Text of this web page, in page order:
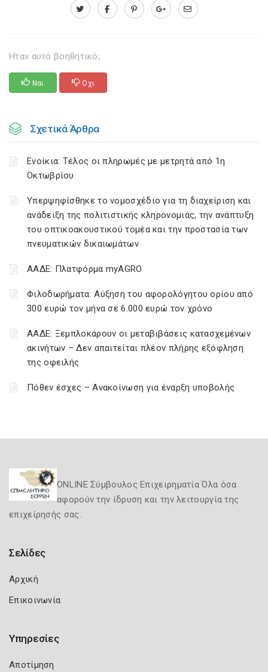
Ηταν αυτό βοηθητικό;
Ναι Οχι
Σχετικά Άρθρα
Ενοίκια: Τέλος οι πληρωμές με μετρητά από 1η
Οκτωβρίου
Υπερψηφίσθηκε το νομοσχέδιο για τη διαχείριση και
ανάδειξη της πολιτιστικής κληρονομιάς, την ανάπτυξη
του οπτικοακουστικού τομέα και την προστασία των
πνευματικών δικαιωμάτων
ΑΑΔΕ: Πλατφόρμα myAGRO
Φιλοδωρήματα: Αύξηση του αφορολόγητου ορίου από
300 ευρώ τον μήνα σε 6.000 ευρώ τον χρόνο
ΑΑΔΕ: Ξεμπλοκάρουν οι μεταβιβάσεις κατασχεμένων
ακινήτων – Δεν απαιτείται πλέον πλήρης εξόφληση
της οφειλής
Πόθεν έσχες – Ανακοίνωση για έναρξη υποβολής
ONLINE Σύμβουλος Επιχειρηματία Όλα όσα
αφορούν την ίδρυση και την λειτουργία της
επιχείρησής σας.
Σελίδες
Αρχική
Επικοινωνία
Υπηρεσίες
Αποτίμηση